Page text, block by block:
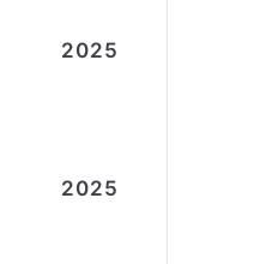
2025
2025